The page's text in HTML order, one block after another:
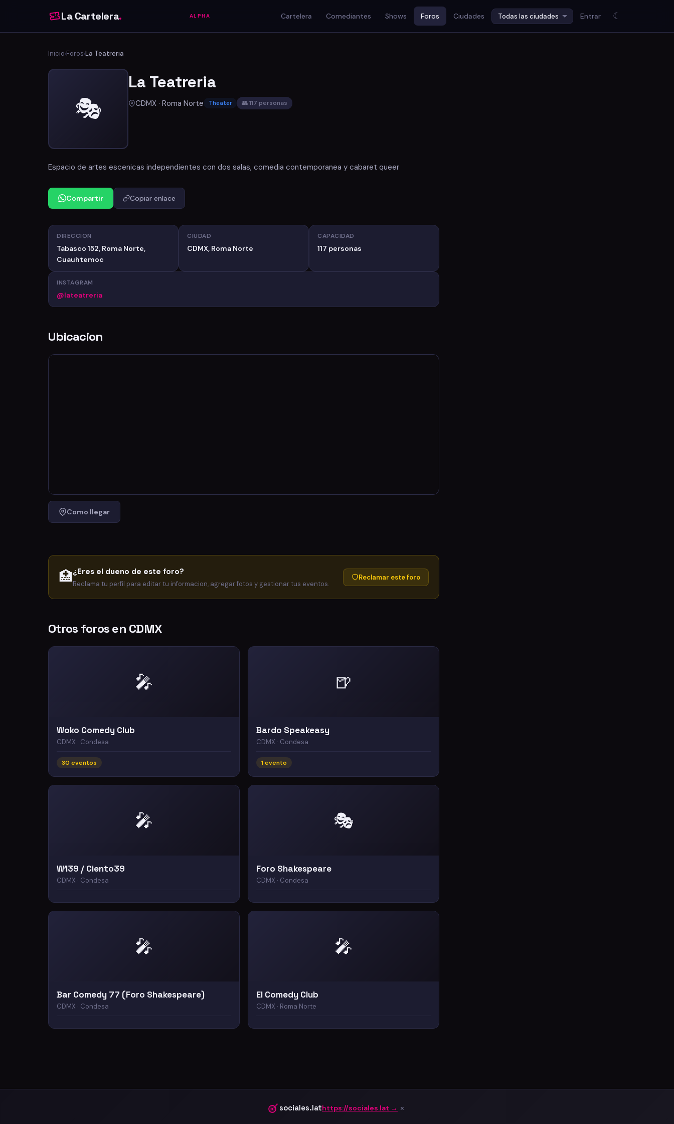
La Cartelera. ALPHA Cartelera Comediantes Shows Foros Ciudades Entrar ☾
Inicio›Foros›La Teatreria
🎭
La Teatreria
CDMX · Roma Norte Theater 👥 117 personas
Espacio de artes escenicas independientes con dos salas, comedia contemporanea y cabaret queer
Compartir Copiar enlace
DIRECCION
Tabasco 152, Roma Norte,
Cuauhtemoc
CIUDAD
CDMX, Roma Norte
CAPACIDAD
117 personas
INSTAGRAM
@lateatreria
Ubicacion
Como llegar
🏥¿Eres el dueno de este foro?
Reclama tu perfil para editar tu informacion, agregar fotos y gestionar tus eventos.
Reclamar este foro
Otros foros en CDMX
🎤
Woko Comedy Club
CDMX · Condesa
30 eventos
🍺
Bardo Speakeasy
CDMX · Condesa
1 evento
🎤
W139 / Ciento39
CDMX · Condesa
🎭
Foro Shakespeare
CDMX · Condesa
🎤
Bar Comedy 77 (Foro Shakespeare)
CDMX · Condesa
🎤
El Comedy Club
CDMX · Roma Norte
sociales.lathttps://sociales.lat → ×